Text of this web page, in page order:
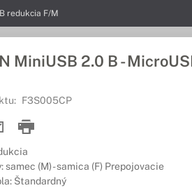
redukcia F/M
MiniUSB 2.0 B -
F3S005CP
samec (M) - samica (F) Prepojovacie
Štandardný